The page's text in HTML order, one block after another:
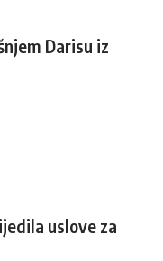
Darisu iz
uslove za